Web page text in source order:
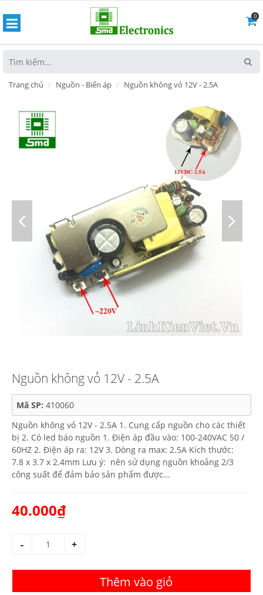
0
Trang chủ Nguồn - Biến áp Nguồn không vỏ 12V - 2.5A
Nguồn không vỏ 12V - 2.5A
Mã SP: 410060
Nguồn không vỏ 12V - 2.5A 1. Cung cấp nguồn cho các thiết
bị 2. Có led báo nguồn 1. Điện áp đầu vào: 100-240VAC 50 /
60HZ 2. Điện áp ra: 12V 3. Dòng ra max: 2.5A Kích thước:
7.8 x 3.7 x 2.4mm Lưu ý: nên sử dụng nguồn khoảng 2/3
công suất để đảm bảo sản phẩm được...
40.000₫
- +
Thêm vào giỏ